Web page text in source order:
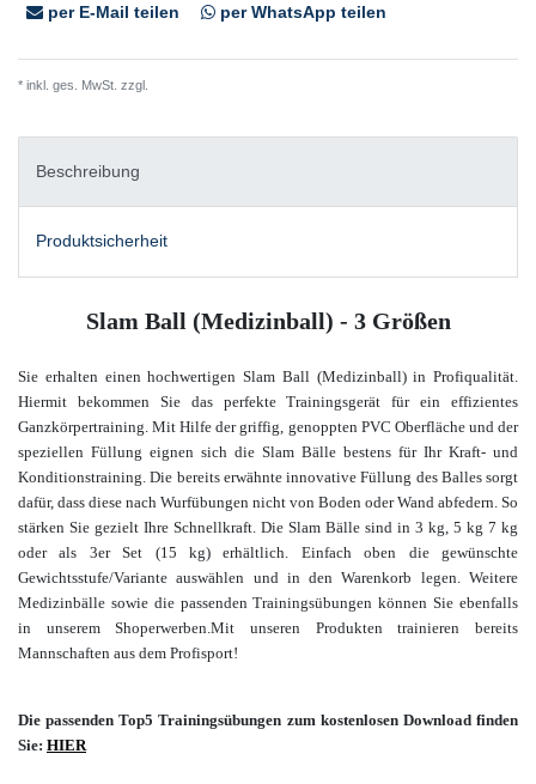
per E-Mail teilen per WhatsApp teilen
* inkl. ges. MwSt. zzgl.
Beschreibung
Produktsicherheit
Slam Ball (Medizinball) - 3 Größen
Sie erhalten einen hochwertigen Slam Ball (Medizinball) in Profiqualität.
Hiermit bekommen Sie das perfekte Trainingsgerät für ein effizientes
Ganzkörpertraining. Mit Hilfe der griffig, genoppten PVC Oberfläche und der
speziellen Füllung eignen sich die Slam Bälle bestens für Ihr Kraft- und
Konditionstraining. Die bereits erwähnte innovative Füllung des Balles sorgt
dafür, dass diese nach Wurfübungen nicht von Boden oder Wand abfedern. So
stärken Sie gezielt Ihre Schnellkraft. Die Slam Bälle sind in 3 kg, 5 kg 7 kg
oder als 3er Set (15 kg) erhältlich. Einfach oben die gewünschte
Gewichtsstufe/Variante auswählen und in den Warenkorb legen. Weitere
Medizinbälle sowie die passenden Trainingsübungenkönnen Sie ebenfalls
in unserem Shoperwerben.Mit unseren Produkten trainieren bereits
Mannschaften aus dem Profisport!
Die passenden Top5 Trainingsübungen zum kostenlosen Download finden
Sie: HIER